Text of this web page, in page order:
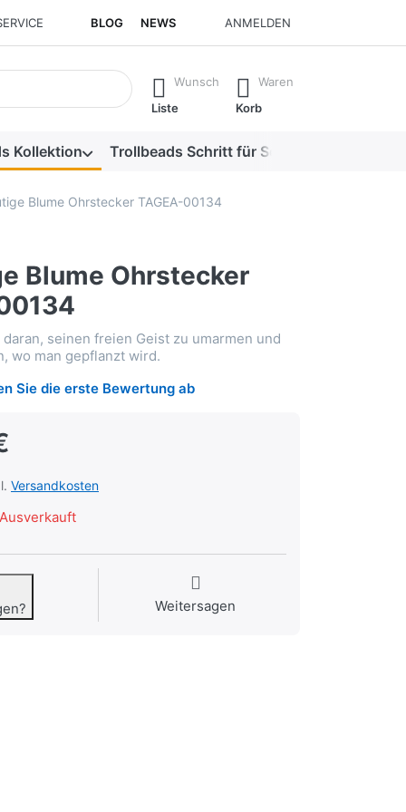
BLOG NEWS ANMELDEN
erste Ergebnisse. Drücken Sie die Eingabetaste, um alle
Wunsch
Liste
Waren
Korb
Kollektion Trollbeads Schritt für Schritt
Blume Ohrstecker TAGEA-00134
Blume Ohrstecker
seinen freien Geist zu umarmen und
wo man gepflanzt wird.
Sie die erste Bewertung ab
Versandkosten
Ausverkauft
Weitersagen